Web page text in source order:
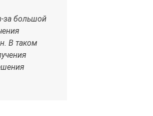
за большой
В таком